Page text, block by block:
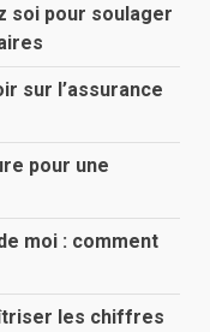
soi pour soulager
sur l’assurance
pour une
moi : comment
les chiffres